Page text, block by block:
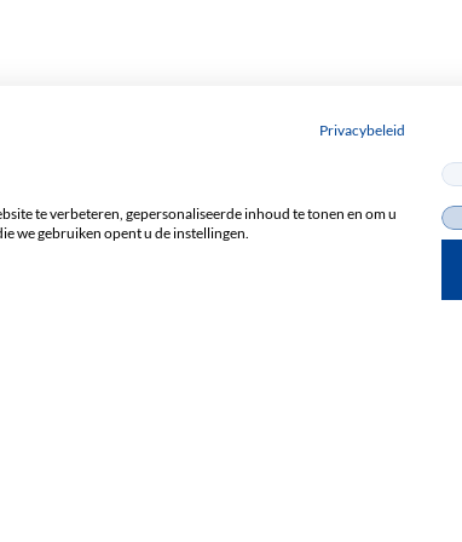
Privacybeleid
te verbeteren, gepersonaliseerde inhoud te tonen en om u
we gebruiken opent u de instellingen.